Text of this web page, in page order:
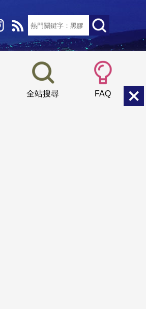
全站搜尋 FAQ
小 中